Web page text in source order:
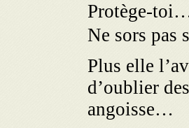
Protège-
Ne sors pas
Plus elle
d’oublier
angoisse…